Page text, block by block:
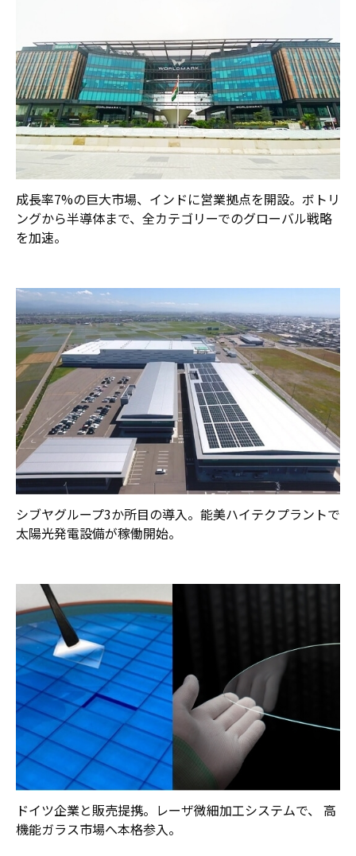
成長率7%の巨大市場、インドに営業拠点を開設。ボトリ
ングから半導体まで、全カテゴリーでのグローバル戦略
を加速。
シブヤグループ3か所目の導入。能美ハイテクプラントで
太陽光発電設備が稼働開始。
ドイツ企業と販売提携。レーザ微細加工システムで、 高
機能ガラス市場へ本格参入。